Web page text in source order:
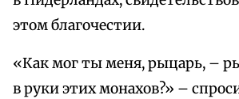
этом благочестии.
«Как мог ты меня, рыцарь, –
в руки этих монахов?» –